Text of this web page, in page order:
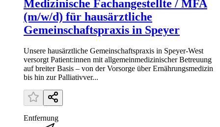
Medizinische Fachangestellte / MFA
(m/w/d) für hausärztliche
Gemeinschaftspraxis in Speyer
Unsere hausärztliche Gemeinschaftspraxis in Speyer-West
versorgt Patient:innen mit allgemeinmedizinischer Betreuung
auf breiter Basis – von der Vorsorge über Ernährungsmedizin
bis hin zur Palliativver...
Entfernung